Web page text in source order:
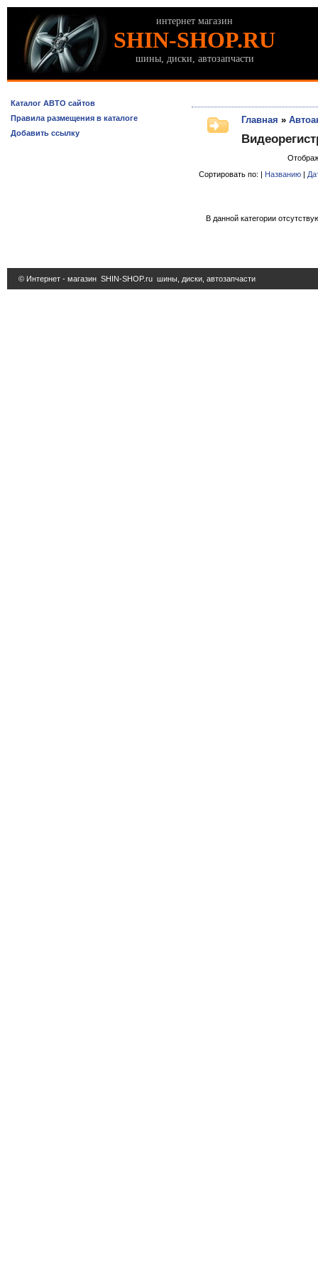
интернет магазин
SHIN-SHOP.RU
шины, диски, автозапчасти
Каталог АВТО сайтов
Правила размещения в каталоге
Добавить ссылку
Главная »
Сортировать по: | Названию |
В данной категории
© Интернет - магазин SHIN-SHOP.ru шины, диски, автозапчасти